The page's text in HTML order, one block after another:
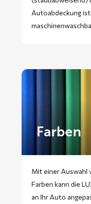
Autoabdeckung ist
Farben
Mit einer Auswahl
Farben kann die
an Ihr Auto